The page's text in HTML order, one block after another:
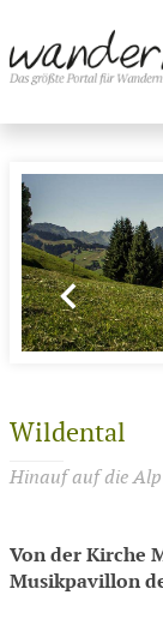
Wildental
Hinauf auf die Alp
Von der Kirche
Musikpavillon